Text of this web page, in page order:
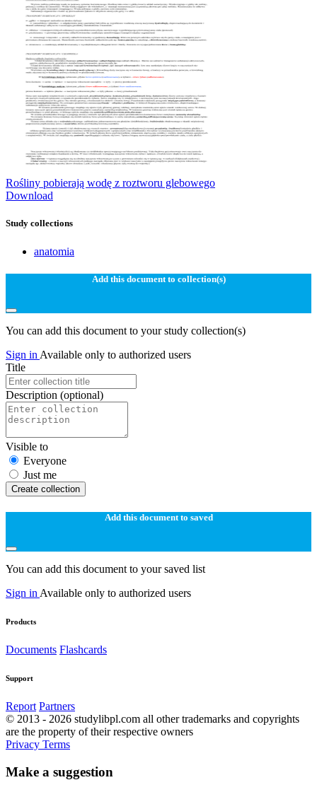
Rośliny pobierają wodę z roztworu glebowego
Download
Study collections
anatomia
Add this document to collection(s)
You can add this document to your study collection(s)
Sign in Available only to authorized users
Title
Description (optional)
Visible to
Everyone
Just me
Create collection
Add this document to saved
You can add this document to your saved list
Sign in Available only to authorized users
Products
Documents Flashcards
Support
Report Partners
© 2013 - 2026 studylibpl.com all other trademarks and copyrights
are the property of their respective owners
Privacy Terms
Make a suggestion